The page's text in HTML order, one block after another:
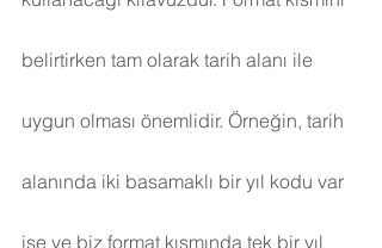
belirtirken tam olarak tarih alanı ile
uygun olması önemlidir. Örneğin, tarih
alanında iki basamaklı bir yıl kodu var
ise ve biz format kısmında tek bir yıl